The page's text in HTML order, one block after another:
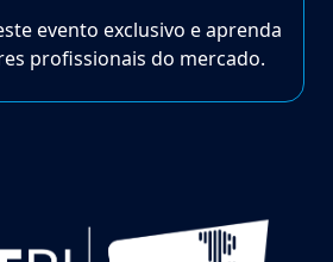
evento exclusivo e aprenda
profissionais do mercado.